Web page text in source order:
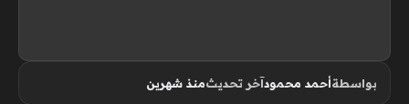
بواسطةأحمد محمودآخر تحديثمنذ شهرين